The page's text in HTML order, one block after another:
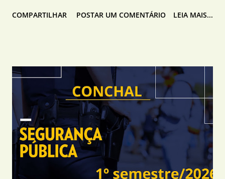
durante um debate presidencial da campanha eleitoral de
investigação têm entre 19 e 31 anos, segundo informações
divulgadas pelas autoridades. As investigações começaram
após um relatório elaborado pelo Laboratório de Operações
Cibernéticas (CiberLab), órgão vinculado ao Ministério da
Justiça. A partir da análise de comunicações em plataformas
digitais, os investigadores identificaram discussões sobre
possíveis ataques durante o período eleitoral. De acordo com
a Polícia Civil, o grupo discutia a instalação de explosivos no
COMPARTILHAR POSTAR UM COMENTÁRIO LEIA MAIS...